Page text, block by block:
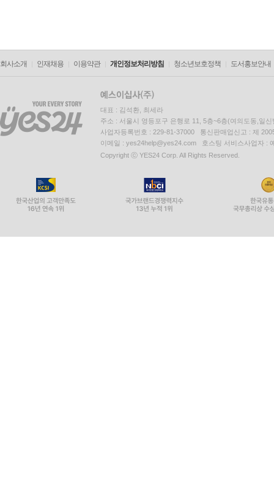
회사소개 인재채용 이용약관 개인정보처리방침 청소년보호정책 도서홍보안내
대표 : 김석환, 최세라
주소 : 서울시 영등포구 은행로 11, 5층~6층(여의도동,일신
사업자등록번호 : 229-81-37000 통신판매업신고 : 제
이메일 : yes24help@yes24.com 호스팅 서비스사업자 :
Copyright ⓒ YES24 Corp. All Rights Reserved.